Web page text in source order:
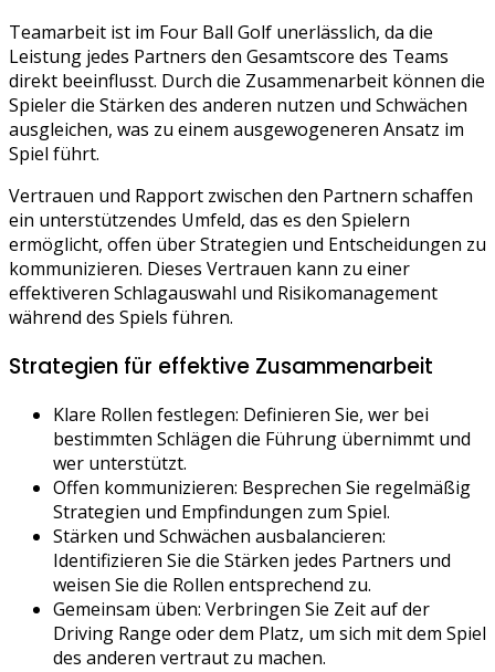
Teamarbeit ist im Four Ball Golf unerlässlich, da die
Leistung jedes Partners den Gesamtscore des Teams
direkt beeinflusst. Durch die Zusammenarbeit können die
Spieler die Stärken des anderen nutzen und Schwächen
ausgleichen, was zu einem ausgewogeneren Ansatz im
Spiel führt.
Vertrauen und Rapport zwischen den Partnern schaffen
ein unterstützendes Umfeld, das es den Spielern
ermöglicht, offen über Strategien und Entscheidungen zu
kommunizieren. Dieses Vertrauen kann zu einer
effektiveren Schlagauswahl und Risikomanagement
während des Spiels führen.
Strategien für effektive Zusammenarbeit
Klare Rollen festlegen: Definieren Sie, wer bei
bestimmten Schlägen die Führung übernimmt und
wer unterstützt.
Offen kommunizieren: Besprechen Sie regelmäßig
Strategien und Empfindungen zum Spiel.
Stärken und Schwächen ausbalancieren:
Identifizieren Sie die Stärken jedes Partners und
weisen Sie die Rollen entsprechend zu.
Gemeinsam üben: Verbringen Sie Zeit auf der
Driving Range oder dem Platz, um sich mit dem Spiel
des anderen vertraut zu machen.